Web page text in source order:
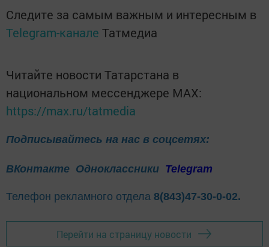
Следите за самым важным и интересным в
Telegram-канале Татмедиа
Читайте новости Татарстана в
национальном мессенджере MАХ:
https://max.ru/tatmedia
Подписывайтесь на нас в соцсетях:
ВКонтакте Одноклассники Telegram
Телефон рекламного отдела 8(843)47-30-0-02.
Перейти на страницу новости